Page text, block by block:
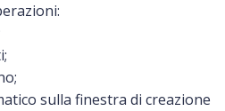
sulla finestra di creazione